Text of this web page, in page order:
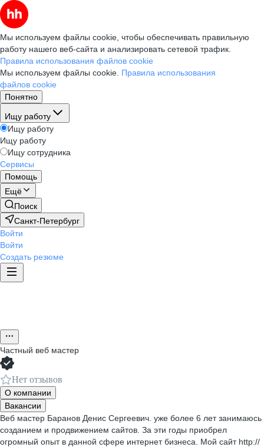
Мы используем файлы cookie, чтобы обеспечивать правильную
работу нашего веб-сайта и анализировать сетевой трафик.
Правила использования файлов cookie
Мы используем файлы cookie. Правила использования
файлов cookie
Понятно
Ищу работу
Ищу работу
Ищу работу
Ищу сотрудника
Сервисы
Помощь
Ещё
Поиск
Санкт-Петербург
Войти
Войти
Создать резюме
Частный веб мастер
Нет отзывов
О компании
Вакансии
Веб мастер Баранов Денис Сергеевич. уже более 6 лет занимаюсь
созданием и продвижением сайтов. За эти годы приобрел
огромный опыт в данной сфере интернет бизнеса. Мой сайт http://